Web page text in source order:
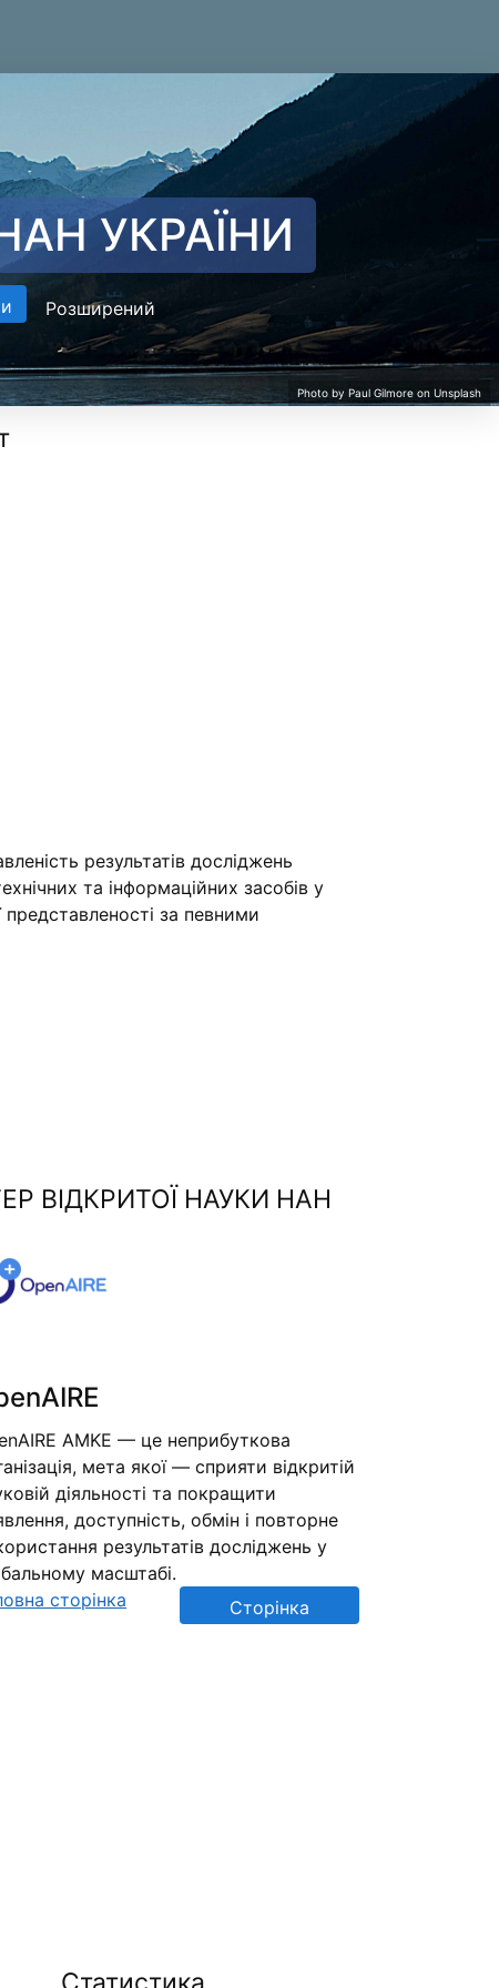
УКРАЇНИ
Розширений
результатів досліджень
та інформаційних засобів у
представленості за певними
ВІДКРИТОЇ НАУКИ НАН
AMKE — це неприбуткова
мета якої — сприяти відкритій
діяльності та покращити
доступність, обмін і повторне
результатів досліджень у
масштабі.
сторінка
Сторінка